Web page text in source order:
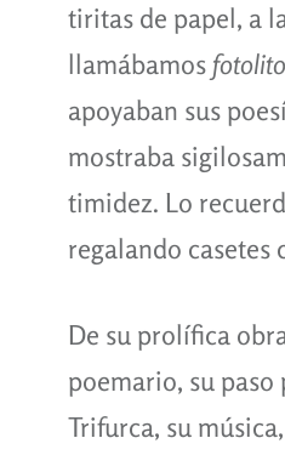
tiritas de papel, a
llamábamos
apoyaban sus
mostraba
timidez. Lo
regalando casetes
De su prolífica
poemario, su paso
Trifurca, su